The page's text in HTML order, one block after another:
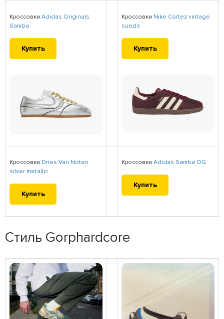
Кроссовки Adidas Originals
Samba
Купить
Кроссовки Nike Cortez vintage
suede
Купить
Кроссовки Dries Van Noten
silver metallic
Купить
Кроссовки Adidas Samba OG
Купить
Стиль Gorphardcore